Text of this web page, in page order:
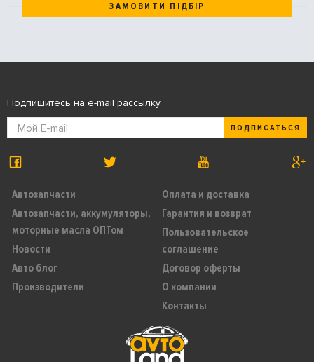
ЗАМОВИТИ ПІДБІР
Автозапчасти
Автозапчасти, аккумуляторы,
моторные масла ОПТом
Новости
Авто блог
Производители
Оплата и доставка
Гарантия и возврат
Пользовательское
соглашение
Договор оферты
О компании
Контакты
Подпишитесь на e-mail рассылку
ПОДПИСАТЬСЯ